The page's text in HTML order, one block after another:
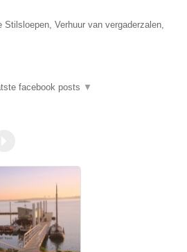
Stilsloepen, Verhuur van vergaderzalen,
facebook posts ▼